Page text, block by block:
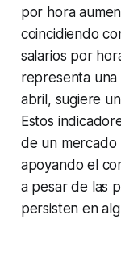
por hora
coincidiendo
salarios por
representa
abril, sugiere
Estos
de un mercado
apoyando el
a pesar de las
persisten en